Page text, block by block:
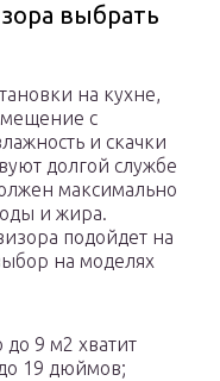
выбрать
на кухне,
с
и скачки
долгой службе
максимально
и жира.
подойдет на
на моделях
9 м2 хватит
19 дюймов;